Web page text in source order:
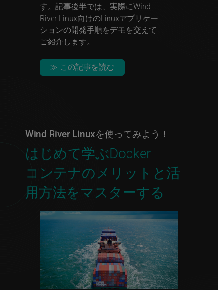
す。記事後半では、実際にWind
River Linux向けのLinuxアプリケー
ションの開発手順をデモを交えて
ご紹介します。
≫ この記事を読む
Wind River Linuxを使ってみよう！
はじめて学ぶDocker
コンテナのメリットと活
用方法をマスターする